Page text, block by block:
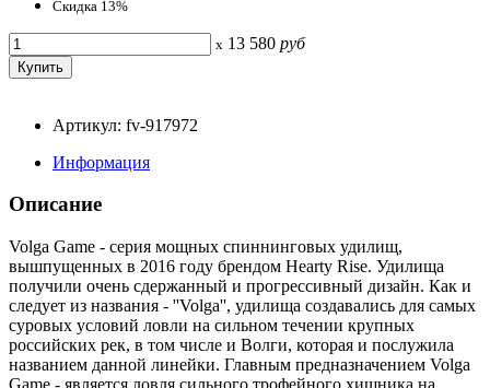
Скидка 13%
x 13 580 руб
Артикул: fv-917972
Информация
Описание
Volga Game - серия мощных спиннинговых удилищ,
вышпущенных в 2016 году брендом Hearty Rise. Удилища
получили очень сдержанный и прогрессивный дизайн. Как и
следует из названия - ''Volga'', удилища создавались для самых
суровых условий ловли на сильном течении крупных
российских рек, в том числе и Волги, которая и послужила
названием данной линейки. Главным предназначением Volga
Game - является ловля сильного трофейного хищника на